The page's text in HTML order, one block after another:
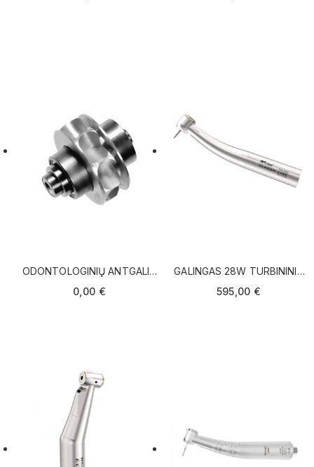
ODONTOLOGINIŲ ANTGALIŲ
DALYS
0,00 €
GALINGAS 28W TURBININIS
ANTGALIS SU ŠVIESA MK-
DENT HC20 (VOKIETIJA)
595,00 €